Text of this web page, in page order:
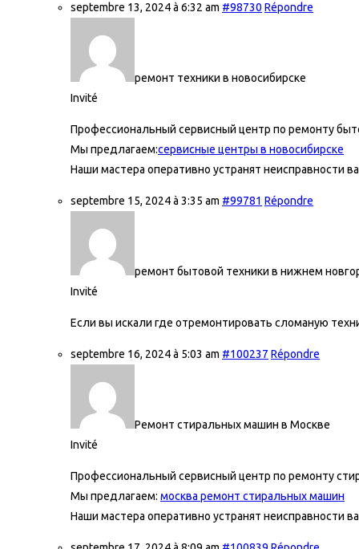
septembre 13, 2024 à 6:32 am #98730 Répondre
ремонт техники в новосибирске
Invité
Профессиональный сервисный центр по ремонту
Мы предлагаем:сервисные центры в новосибирске
Наши мастера оперативно устранят неисправности
septembre 15, 2024 à 3:35 am #99781 Répondre
ремонт бытовой техники в нижнем
Invité
Если вы искали где отремонтировать сломаную
septembre 16, 2024 à 5:03 am #100237 Répondre
Ремонт стиральных машин в Москве
Invité
Профессиональный сервисный центр по ремонту
Мы предлагаем: москва ремонт стиральных машин
Наши мастера оперативно устранят неисправности